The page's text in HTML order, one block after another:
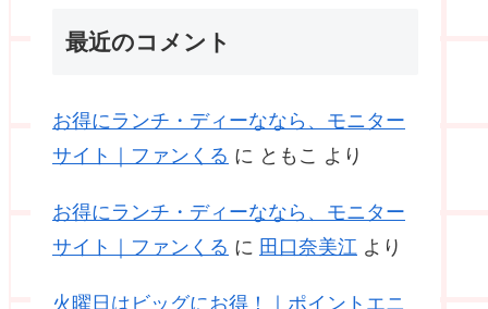
最近のコメント
お得にランチ・ディーななら、モニター
サイト｜ファンくる に ともこ より
お得にランチ・ディーななら、モニター
サイト｜ファンくる に 田口奈美江 より
火曜日はビッグにお得！｜ポイントエニ